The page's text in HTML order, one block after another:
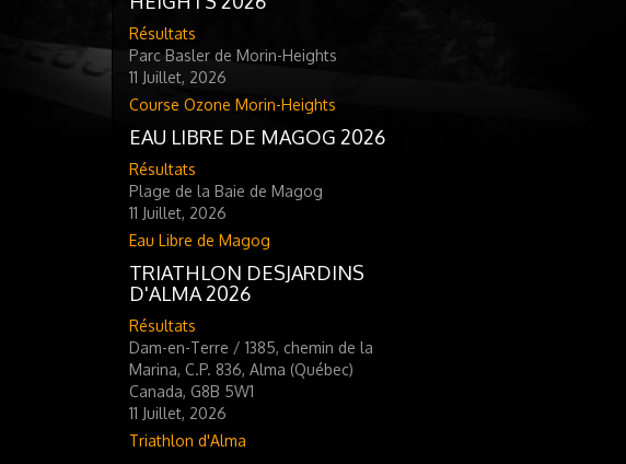
Résultats
Parc Basler de Morin-Heights
11 Juillet, 2026
Course Ozone Morin-Heights
EAU LIBRE DE MAGOG 2026
Résultats
Plage de la Baie de Magog
11 Juillet, 2026
Eau Libre de Magog
TRIATHLON DESJARDINS
D'ALMA 2026
Résultats
Dam-en-Terre / 1385, chemin de la
Marina, C.P. 836, Alma (Québec)
Canada, G8B 5W1
11 Juillet, 2026
Triathlon d'Alma